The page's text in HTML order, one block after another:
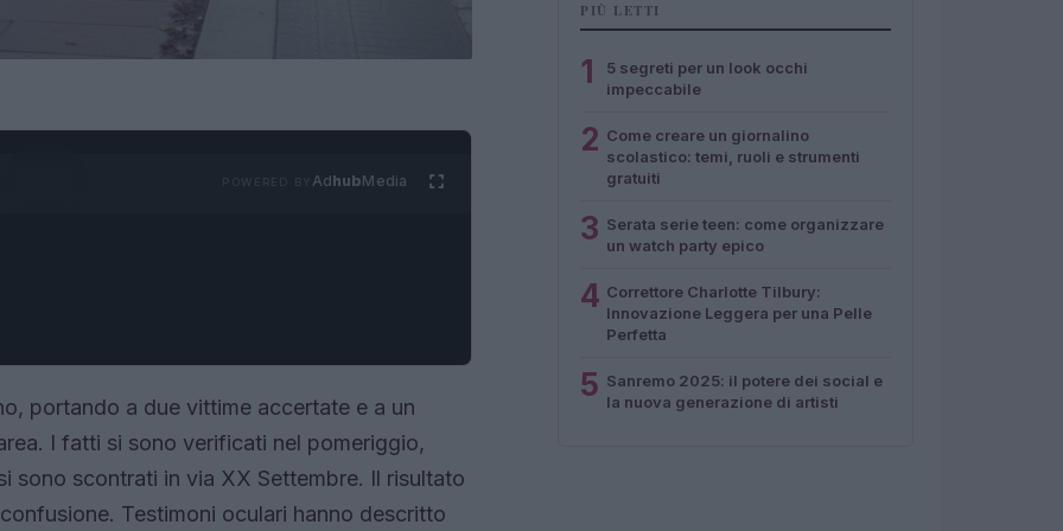
AdhubMedia
portando a due vittime accertate e a un
I fatti si sono verificati nel pomeriggio,
sono scontrati in via XX Settembre. Il risultato
Testimoni oculari hanno descritto
PIÙ LETTI
1
5 segreti per un look occhi
impeccabile
2 Come creare un giornalino
scolastico: temi, ruoli e strumenti
gratuiti
3 Serata serie teen: come organizzare
un watch party epico
4 Correttore Charlotte Tilbury:
Innovazione Leggera per una Pelle
Perfetta
5 Sanremo 2025: il potere dei social e
la nuova generazione di artisti